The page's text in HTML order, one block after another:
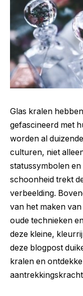
Glas kralen
gefascineerd met
worden al
culturen, niet
statussymbolen
schoonheid trekt
verbeelding.
van het maken van
oude technieken
deze kleine,
deze blogpost
kralen en